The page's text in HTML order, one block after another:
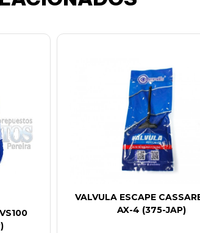
VALVULA ESCAPE
AX-4 (375-JAP)